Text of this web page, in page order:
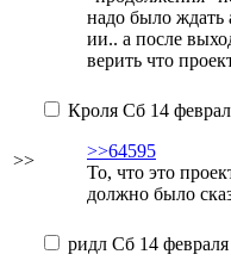
надо было ждать
ии.. а после
верить что
>>
Кроля Сб 14
>>64595
То, что это
должно было
ридл Сб 14